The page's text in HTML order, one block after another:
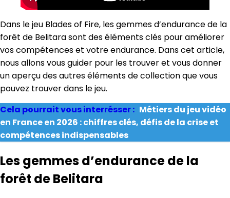
Dans le jeu Blades of Fire, les gemmes d’endurance de la
forêt de Belitara sont des éléments clés pour améliorer
vos compétences et votre endurance. Dans cet article,
nous allons vous guider pour les trouver et vous donner
un aperçu des autres éléments de collection que vous
pouvez trouver dans le jeu.
Cela pourrait vous interrésser : Métiers du jeu vidéo
en France en 2026 : chiffres clés, défis de la crise et
compétences indispensables
Les gemmes d’endurance de la
forêt de Belitara